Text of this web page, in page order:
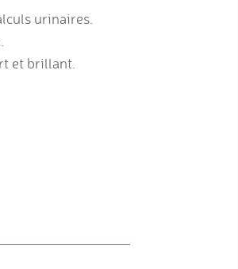
urinaires.
et brillant.